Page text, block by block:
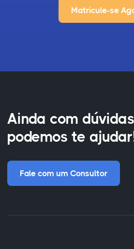
Matricule-se
Ainda com
podemos te
Fale com um Consultor